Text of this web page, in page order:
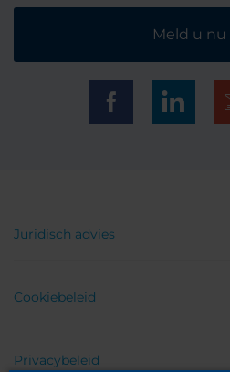
Meld u nu
Juridisch advies
Cookiebeleid
Privacybeleid